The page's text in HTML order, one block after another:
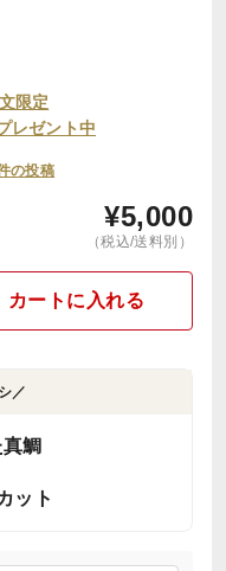
限定
レゼント中
の投稿
¥5,000
（税込/送料別）
カートに入れる
／
鯛
ット